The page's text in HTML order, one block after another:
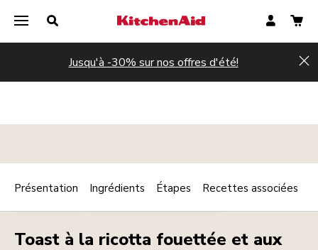
Jusqu'à -30% sur nos offres d'été!
VÉGÉTARIEN PETIT DÉJEUNER / BRUNCH Print
Toast à la ricotta fouettée et aux
Présentation Ingrédients Étapes Recettes associées